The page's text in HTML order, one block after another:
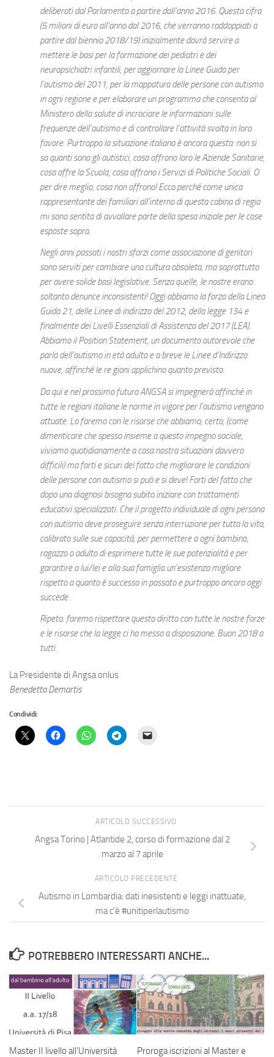
deliberati dal Parlamento a partire dall’anno 2016. Questa cifra
(5 milioni di euro all’anno dal 2016, che verranno raddoppiati a
partire dal biennio 2018/19) inizialmente dovrà servire a
mettere le basi per la formazione dei pediatri e dei
neuropsichiatri infantili, per aggiornare la Linee Guida per
l’autismo del 2011, per la mappatura delle persone con autismo
in ogni regione e per elaborare un programma che consenta al
Ministero della salute di incrociare le informazioni sulle
frequenze dell’autismo e di controllare l’attività svolta in loro
favore. Purtroppo la situazione italiana è ancora questa: non si
sa quanti sono gli autistici, cosa offrono loro le Aziende Sanitarie,
cosa offre la Scuola, cosa offrono i Servizi di Politiche Sociali. O
per dire meglio, cosa non offrono! Ecco perché come unica
rappresentante dei familiari all’interno di questa cabina di regia
mi sono sentita di avvallare parte della spesa iniziale per le cose
esposte sopra.
Negli anni passati i nostri sforzi come associazione di genitori
sono serviti per cambiare una cultura obsoleta, ma soprattutto
per avere solide basi legislative. Senza quelle, le nostre erano
soltanto denunce inconsistenti! Oggi abbiamo la forza della Linea
Guida 21, delle Linee di indirizzo del 2012, della legge 134 e
finalmente dei Livelli Essenziali di Assistenza del 2017 (LEA).
Abbiamo il Position Statement, un documento autorevole che
parla dell’autismo in età adulta e a breve le Linee d’Indirizzo
nuove, affinché le re gioni applichino quanto previsto.
Da qui e nel prossimo futuro ANGSA si impegnerà affinché in
tutte le regioni italiane le norme in vigore per l’autismo vengano
attuate. Lo faremo con le risorse che abbiamo, certo, (come
dimenticare che spesso insieme a questo impegno sociale,
viviamo quotidianamente a casa nostra situazioni davvero
difficili) ma forti e sicuri del fatto che migliorare le condizioni
delle persone con autismo si può e si deve! Forti del fatto che
dopo una diagnosi bisogna subito iniziare con trattamenti
educativi specializzati. Che il progetto individuale di ogni persona
con autismo deve proseguire senza interruzione per tutta la vita,
calibrato sulle sue capacità, per permettere a ogni bambino,
ragazzo o adulto di esprimere tutte le sue potenzialità e per
garantire a lui/lei e alla sua famiglia un’esistenza migliore
rispetto a quanto è successo in passato e purtroppo ancora oggi
succede.
Ripeto: faremo rispettare questo diritto con tutte le nostre forze
e le risorse che la legge ci ha messo a disposizione. Buon 2018 a
tutti.
La Presidente di Angsa onlus
Benedetta Demartis
Condividi:
ARTICOLO SUCCESSIVO
Angsa Torino | Atlantide 2, corso di formazione dal 2
marzo al 7 aprile
ARTICOLO PRECEDENTE
Autismo in Lombardia: dati inesistenti e leggi inattuate,
ma c’è #unitiperlautismo
POTREBBERO INTERESSARTI ANCHE...
Master II livello all’Università
Proroga iscrizioni al Master e